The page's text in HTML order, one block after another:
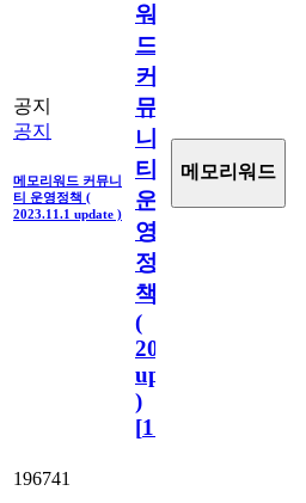
공지
공지
메모리워드 커뮤니
티 운영정책 (
2023.11.1 update )
워
드
커
뮤
니
티
운
영
정
책
(
2023.11.1
update
)
[110
메모리워드
196741